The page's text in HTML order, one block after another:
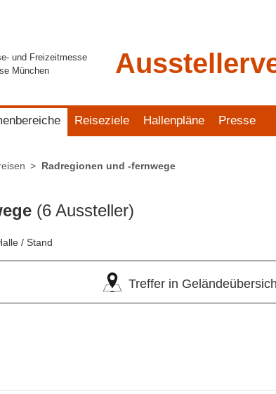
und Freizeitmesse
München
Reiseziele Hallenpläne Presse
Radregionen und -fernwege
(6 Aussteller)
/ Stand
Treffer in